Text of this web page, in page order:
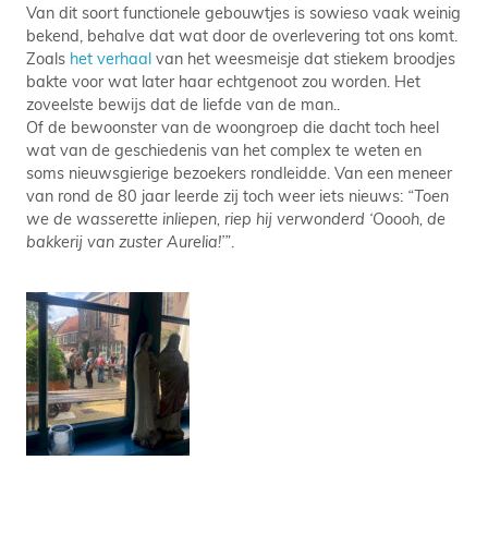
Van dit soort functionele gebouwtjes is sowieso vaak weinig
bekend, behalve dat wat door de overlevering tot ons komt.
Zoals het verhaal van het weesmeisje dat stiekem broodjes
bakte voor wat later haar echtgenoot zou worden. Het
zoveelste bewijs dat de liefde van de man..
Of de bewoonster van de woongroep die dacht toch heel
wat van de geschiedenis van het complex te weten en
soms nieuwsgierige bezoekers rondleidde. Van een meneer
van rond de 80 jaar leerde zij toch weer iets nieuws: “Toen
we de wasserette inliepen, riep hij verwonderd ‘Ooooh, de
bakkerij van zuster Aurelia!’”.